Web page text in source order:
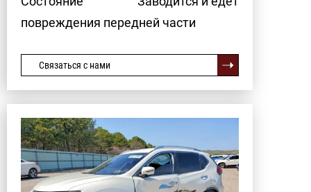
повреждения передней части
Связаться с нами